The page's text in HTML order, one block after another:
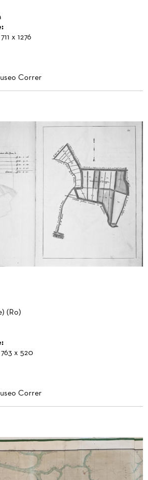
x 1276
Correr
(Ro)
x 520
Correr